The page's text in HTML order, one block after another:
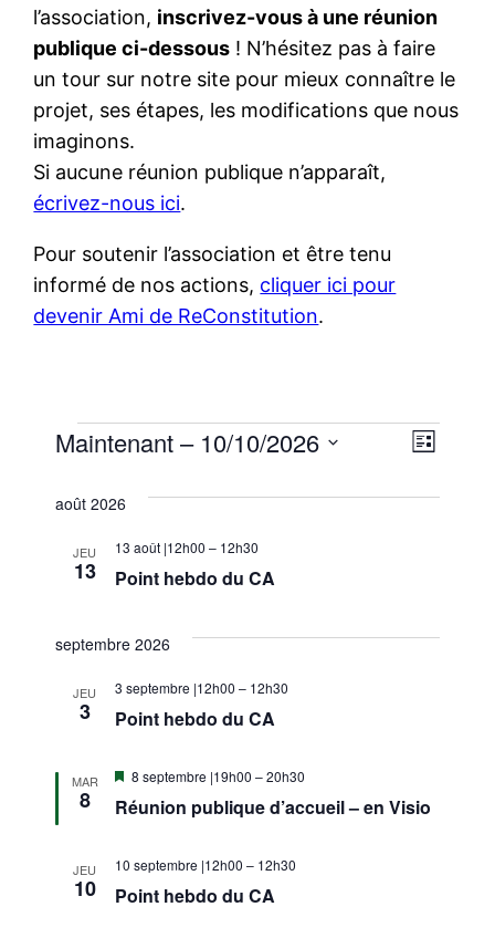
l’association, inscrivez-vous à une réunion
publique ci-dessous ! N’hésitez pas à faire
un tour sur notre site pour mieux connaître le
projet, ses étapes, les modifications que nous
imaginons.
Si aucune réunion publique n’apparaît,
écrivez-nous ici.
Pour soutenir l’association et être tenu
informé de nos actions, cliquer ici pour
devenir Ami de ReConstitution.
Évènements
par
Liste
Maintenant – 10/10/2026
une
août 2026
JEU
13 Point hebdo du CA
13 août |12h00 – 12h30
septembre 2026
JEU
3 Point hebdo du CA
3 septembre |12h00 – 12h30
MAR
8 Réunion publique d’accueil – en Visio
Mis
avant
8 septembre |19h00 –20h30
JEU
10 Point hebdo du CA
10 septembre |12h00 – 12h30